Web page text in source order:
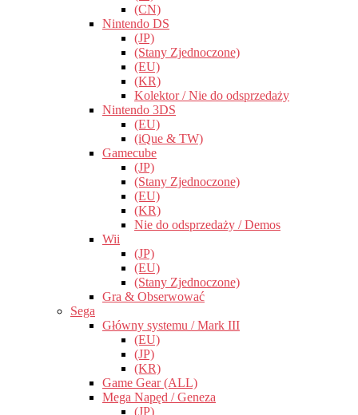
(CN)
Nintendo DS
(JP)
(Stany Zjednoczone)
(EU)
(KR)
Kolektor / Nie do odsprzedaży
Nintendo 3DS
(EU)
(iQue & TW)
Gamecube
(JP)
(Stany Zjednoczone)
(EU)
(KR)
Nie do odsprzedaży / Demos
Wii
(JP)
(EU)
(Stany Zjednoczone)
Gra & Obserwować
Sega
Główny systemu / Mark III
(EU)
(JP)
(KR)
Game Gear (ALL)
Mega Napęd / Geneza
(JP)